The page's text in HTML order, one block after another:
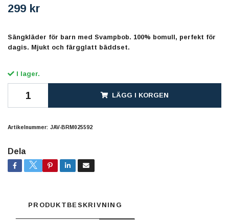
299 kr
Sängkläder för barn med Svampbob. 100% bomull, perfekt för
dagis. Mjukt och färgglatt bäddset.
I lager.
LÄGG I KORGEN
Artikelnummer: JAV-BRM025592
Dela
PRODUKTBESKRIVNING